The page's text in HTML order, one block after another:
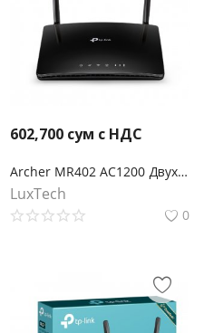
602,700 сум с НДС
Archer MR402 AC1200 Двухдиапазонный беспроводной 4G LTE маршрутизатор
LuxTech
0